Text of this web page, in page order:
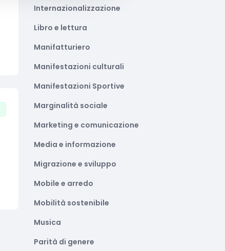
Internazionalizzazione
Libro e lettura
Manifatturiero
Manifestazioni culturali
Manifestazioni Sportive
Marginalità sociale
Marketing e comunicazione
Media e informazione
Migrazione e sviluppo
Mobile e arredo
Mobilità sostenibile
Musica
Parità di genere